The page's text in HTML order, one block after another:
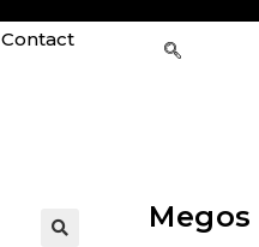
Contact
Megos